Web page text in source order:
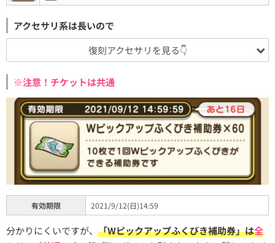
アクセサリ系は長いので
復刻アクセサリを見る👇
※注意！チケットは共通
有効期限 2021/9/12(日)14:59
分かりにくいですが、 「Wピックアップふくびき補助券」は全